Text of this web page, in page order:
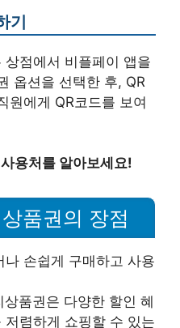
기
점에서 비플페이 앱을
옵션을 선택한 후, QR
원에게 QR코드를 보여
용처를 알아보세요!
품권의 장점
나 손쉽게 구매하고 사용
상품권은 다양한 할인 혜
저렴하게 쇼핑할 수 있는